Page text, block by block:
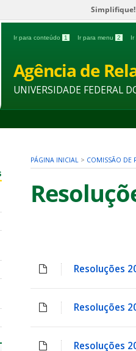
Simplifique!
Ir para conteúdo 1 Ir para menu 2 Ir
Agência de
UNIVERSIDADE FEDERAL
PÁGINA INICIAL > COMISSÃO DE
Resoluções
Resoluções
Resoluções